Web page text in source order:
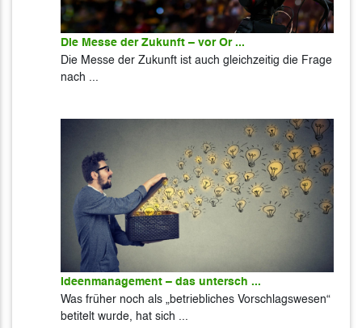
Die Messe der Zukunft – vor Or ...
Die Messe der Zukunft ist auch gleichzeitig die Frage
nach ...
Ideenmanagement – das untersch ...
Was früher noch als „betriebliches Vorschlagswesen“
betitelt wurde, hat sich ...